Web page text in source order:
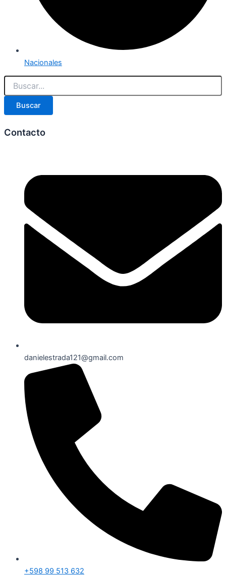
Nacionales
Buscar
Contacto
danielestrada121@gmail.com
+598 99 513 632